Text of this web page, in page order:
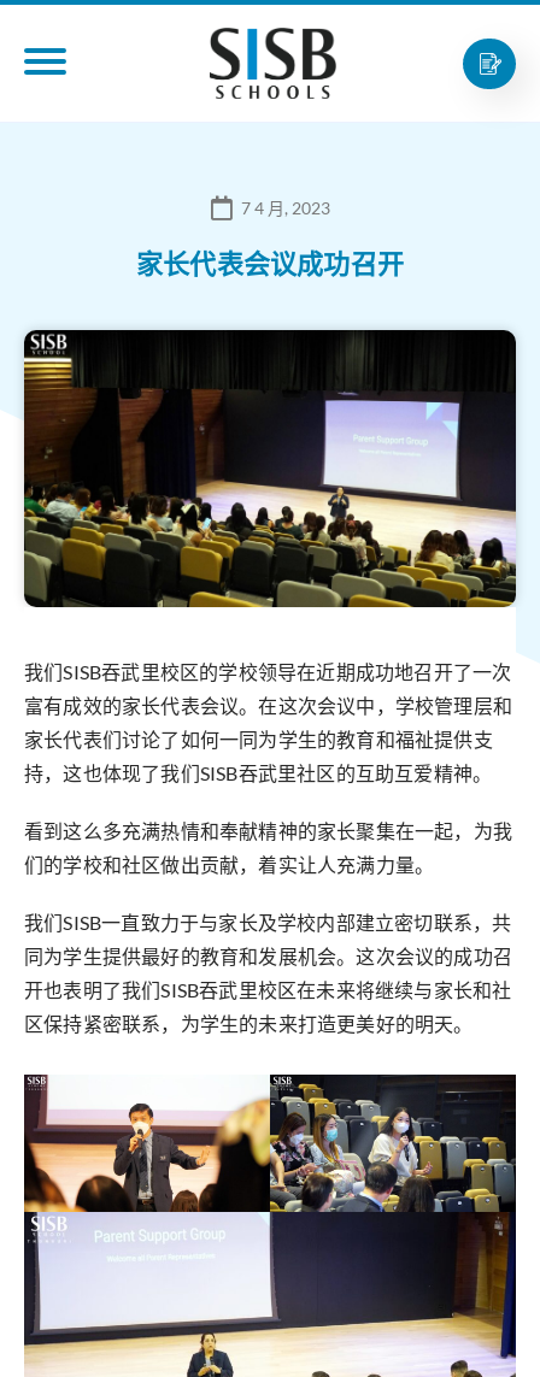
7 4 月, 2023
家长代表会议成功召开
我们SISB吞武里校区的学校领导在近期成功地召开了一次
富有成效的家长代表会议。在这次会议中，学校管理层和
家长代表们讨论了如何一同为学生的教育和福祉提供支
持，这也体现了我们SISB吞武里社区的互助互爱精神。
看到这么多充满热情和奉献精神的家长聚集在一起，为我
们的学校和社区做出贡献，着实让人充满力量。
我们SISB一直致力于与家长及学校内部建立密切联系，共
同为学生提供最好的教育和发展机会。这次会议的成功召
开也表明了我们SISB吞武里校区在未来将继续与家长和社
区保持紧密联系，为学生的未来打造更美好的明天。